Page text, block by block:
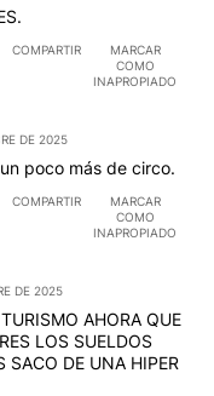
COMPARTIR
MARCAR
COMO
INAPROPIADO
DE 2025
poco más de circo.
COMPARTIR
MARCAR
COMO
INAPROPIADO
DE 2025
AHORA QUE
LOS SUELDOS
DE UNA HIPER